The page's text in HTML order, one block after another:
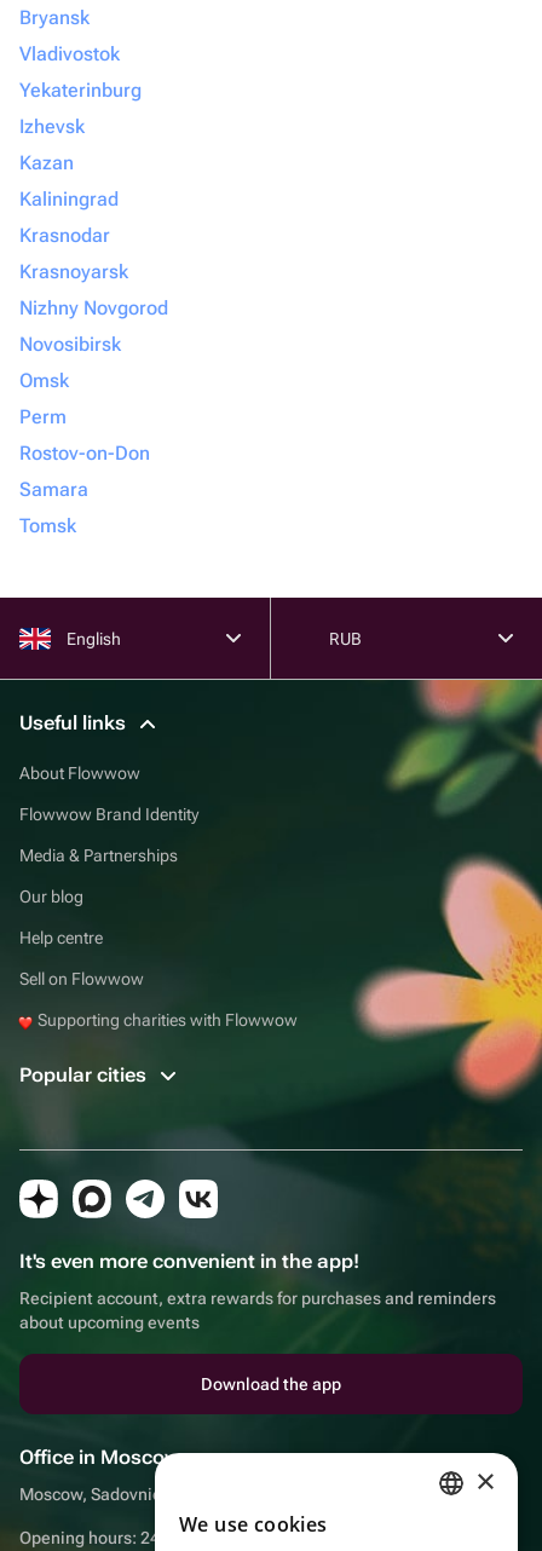
Bryansk
Vladivostok
Yekaterinburg
Izhevsk
Kazan
Kaliningrad
Krasnodar
Krasnoyarsk
Nizhny Novgorod
Novosibirsk
Omsk
Perm
Rostov-on-Don
Samara
Tomsk
English RUB
Useful links
About Flowwow
Flowwow Brand Identity
Media & Partnerships
Our blog
Help centre
Sell on Flowwow
Supporting charities with Flowwow
Popular cities
It's even more convenient in the app!
Recipient account, extra rewards for purchases and reminders
about upcoming events
Download the app
Office in Moscow
Moscow, Sadovnicheskaya embankment, 9, room 2/3
Opening hours: 24/7
×
We use cookies